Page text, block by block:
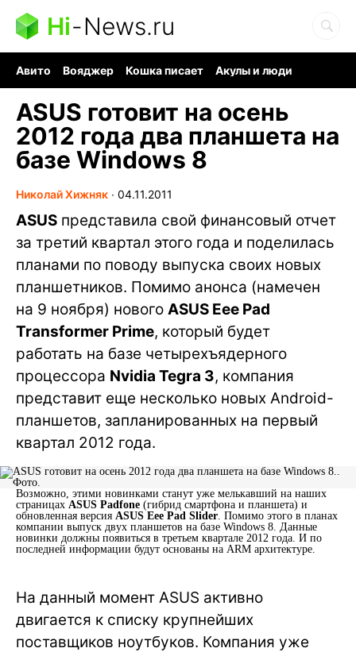
Hi-News.ru
Авито Вояджер Кошка писает
Акулы и люди
ASUS готовит на осень
2012 года два планшета на
базе Windows 8
Николай Хижняк ∙ 04.11.2011
ASUS представила свой финансовый отчет
за третий квартал этого года и поделилась
планами по поводу выпуска своих новых
планшетников. Помимо анонса (намечен
на 9 ноября) нового ASUS Eee Pad
Transformer Prime, который будет
работать на базе четырехъядерного
процессора Nvidia Tegra 3, компания
представит еще несколько новых Android-
планшетов, запланированных на первый
квартал 2012 года.
Возможно, этими новинками станут уже мелькавший на наших
страницах ASUS Padfone (гибрид смартфона и планшета) и
обновленная версия ASUS Eee Pad Slider. Помимо этого в планах
компании выпуск двух планшетов на базе Windows 8. Данные
новинки должны появиться в третьем квартале 2012 года. И по
последней информации будут основаны на ARM архитектуре.
На данный момент ASUS активно
двигается к списку крупнейших
поставщиков ноутбуков. Компания уже